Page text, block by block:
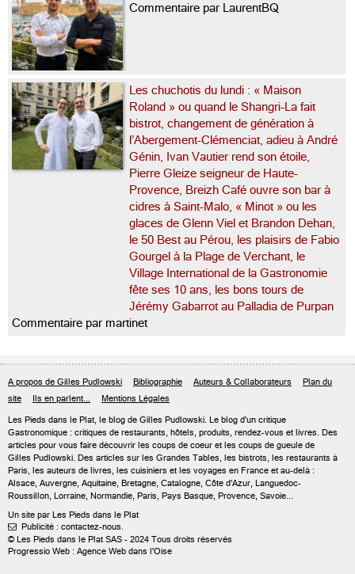
Commentaire par LaurentBQ
Les chuchotis du lundi : « Maison
Roland » ou quand le Shangri-La fait
bistrot, changement de génération à
l’Abergement-Clémenciat, adieu à André
Génin, Ivan Vautier rend son étoile,
Pierre Gleize seigneur de Haute-
Provence, Breizh Café ouvre son bar à
cidres à Saint-Malo, « Minot » ou les
glaces de Glenn Viel et Brandon Dehan,
le 50 Best au Pérou, les plaisirs de Fabio
Gourgel à la Plage de Verchant, le
Village International de la Gastronomie
fête ses 10 ans, les bons tours de
Jérémy Gabarrot au Palladia de Purpan
Commentaire par martinet
A propos de Gilles Pudlowski Bibliographie Auteurs & Collaborateurs
Plan du
site
Ils en parlent... Mentions Légales
Les Pieds dans le Plat, le blog de Gilles Pudlowski. Le blog d'un critique
Gastronomique : critiques de restaurants, hôtels, produits, rendez-vous et livres. Des
articles pour vous faire découvrir les coups de coeur et les coups de gueule de
Gilles Pudlowski. Des articles sur les Grandes Tables, les bistrots, les restaurants à
Paris, les auteurs de livres, les cuisiniers et les voyages en France et au-delà :
Alsace, Auvergne, Aquitaine, Bretagne, Catalogne, Côte d'Azur, Languedoc-
Roussillon, Lorraine, Normandie, Paris, Pays Basque, Provence, Savoie...
Un site par Les Pieds dans le Plat
 Publicité : contactez-nous.
© Les Pieds dans le Plat SAS - 2024 Tous droits réservés
Progressio Web : Agence Web dans l'Oise